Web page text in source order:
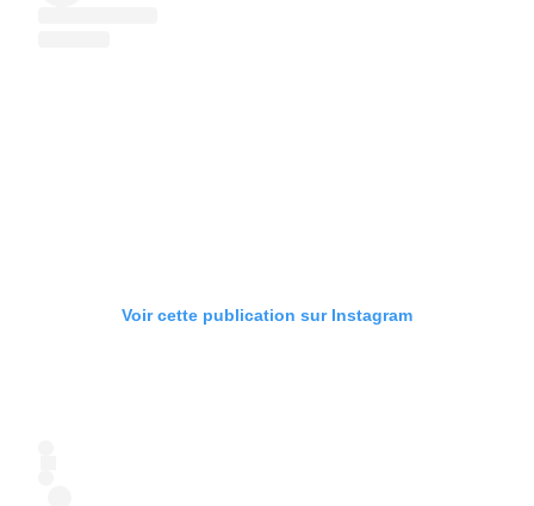
Voir cette publication sur Instagram